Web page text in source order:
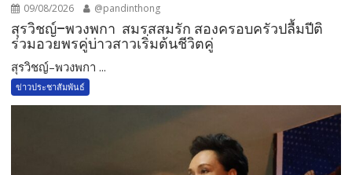
09/08/2026 @pandinthong
สุรวิชญ์–พวงพกา สมรสสมรัก สองครอบครัวปลื้มปีติ
ร่วมอวยพรคู่บ่าวสาวเริ่มต้นชีวิตคู่
สุรวิชญ์–พวงพกา ...
ข่าวประชาสัมพันธ์